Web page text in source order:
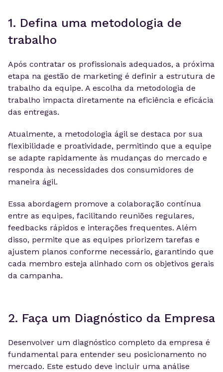
1. Defina uma metodologia de
trabalho
Após contratar os profissionais adequados, a próxima
etapa na gestão de marketing é definir a estrutura de
trabalho da equipe. A escolha da metodologia de
trabalho impacta diretamente na eficiência e eficácia
das entregas.
Atualmente, a metodologia ágil se destaca por sua
flexibilidade e proatividade, permitindo que a equipe
se adapte rapidamente às mudanças do mercado e
responda às necessidades dos consumidores de
maneira ágil.
Essa abordagem promove a colaboração contínua
entre as equipes, facilitando reuniões regulares,
feedbacks rápidos e interações frequentes. Além
disso, permite que as equipes priorizem tarefas e
ajustem planos conforme necessário, garantindo que
cada membro esteja alinhado com os objetivos gerais
da campanha.
2. Faça um Diagnóstico da Empresa
Desenvolver um diagnóstico completo da empresa é
fundamental para entender seu posicionamento no
mercado. Este estudo deve incluir uma análise